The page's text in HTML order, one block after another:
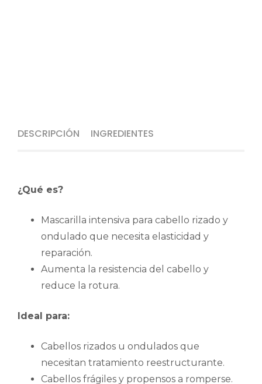
DESCRIPCIÓN INGREDIENTES
¿Qué es?
Mascarilla intensiva para cabello rizado y
ondulado que necesita elasticidad y
reparación.
Aumenta la resistencia del cabello y
reduce la rotura.
Ideal para:
Cabellos rizados u ondulados que
necesitan tratamiento reestructurante.
Cabellos frágiles y propensos a romperse.